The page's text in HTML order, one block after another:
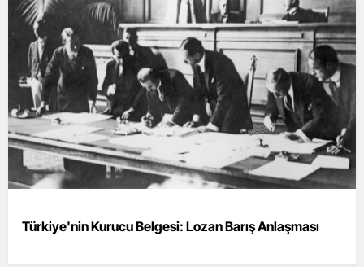
Türkiye'nin Kurucu Belgesi: Lozan Barış Anlaşması